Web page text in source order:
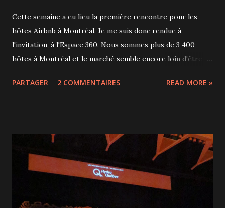
Cette semaine a eu lieu la première rencontre pour les
hôtes Airbnb à Montréal. Je me suis donc rendue à
l'invitation, à l'Espace 360. Nous sommes plus de 3 400
hôtes à Montréal et le marché semble encore loin d'être
majorité d'anglos mais j'ai rapidement rencontré une
Avec moi qui loue pendant nos vacances, on avait donc des
profils très variés! C'était très intéressant de partager nos
expériences de location via Airbnb . Nous étions tous très
satisfaits de cette solution qui permet de louer son
logement en toute sécurité afin de financer ses vacances,
PARTAGER 2 COMMENTAIRES READ MORE »